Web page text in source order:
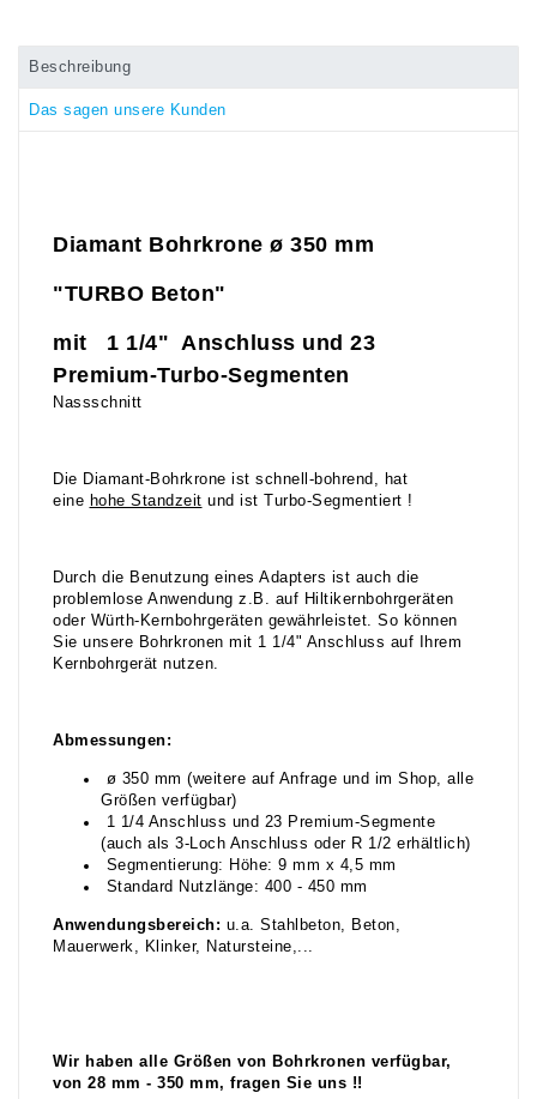
Beschreibung
Das sagen unsere Kunden
Diamant Bohrkrone ø 350 mm
"TURBO Beton"
mit 1 1/4" Anschluss und 23
Premium-Turbo-Segmenten
Nassschnitt
Die Diamant-Bohrkrone ist schnell-bohrend, hat
eine hohe Standzeit und ist Turbo-Segmentiert !
Durch die Benutzung eines Adapters ist auch die
problemlose Anwendung z.B. auf Hiltikernbohrgeräten
oder Würth-Kernbohrgeräten gewährleistet. So können
Sie unsere Bohrkronen mit 1 1/4" Anschluss auf Ihrem
Kernbohrgerät nutzen.
Abmessungen:
ø 350 mm (weitere auf Anfrage und im Shop, alle
Größen verfügbar)
1 1/4 Anschluss und 23 Premium-Segmente
(auch als 3-Loch Anschluss oder R 1/2 erhältlich)
Segmentierung: Höhe: 9 mm x 4,5 mm
Standard Nutzlänge: 400 - 450 mm
Anwendungsbereich: u.a. Stahlbeton, Beton,
Mauerwerk, Klinker, Natursteine,...
Wir haben alle Größen von Bohrkronen verfügbar,
von 28 mm - 350 mm, fragen Sie uns !!